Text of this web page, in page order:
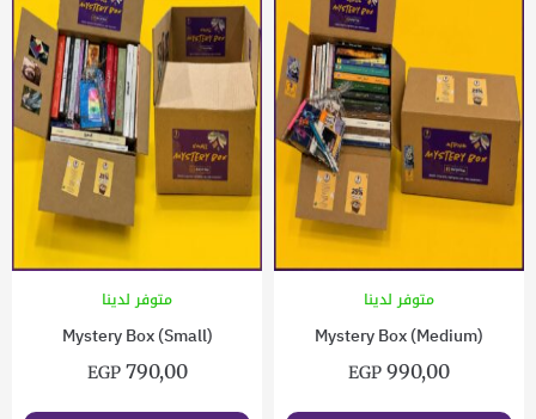
متوفر لدينا
Mystery Box (Medium)
990,00
EGP
متوفر لدينا
Mystery Box (Small)
790,00
EGP